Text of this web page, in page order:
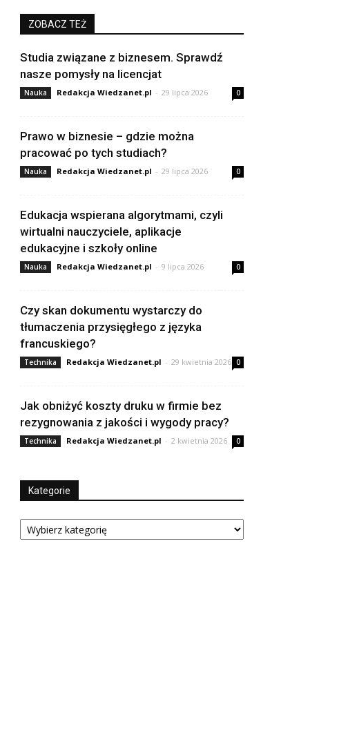
ZOBACZ TEŻ
Studia związane z biznesem. Sprawdź
nasze pomysły na licencjat
Nauka Redakcja Wiedzanet.pl - 29 lipca 2026 0
Prawo w biznesie – gdzie można
pracować po tych studiach?
Nauka Redakcja Wiedzanet.pl - 29 lipca 2026 0
Edukacja wspierana algorytmami, czyli
wirtualni nauczyciele, aplikacje
edukacyjne i szkoły online
Nauka Redakcja Wiedzanet.pl - 9 lipca 2026 0
Czy skan dokumentu wystarczy do
tłumaczenia przysięgłego z języka
francuskiego?
Technika Redakcja Wiedzanet.pl - 29 kwietnia 2026 0
Jak obniżyć koszty druku w firmie bez
rezygnowania z jakości i wygody pracy?
Technika Redakcja Wiedzanet.pl - 2 kwietnia 2026 0
Kategorie
Kategorie